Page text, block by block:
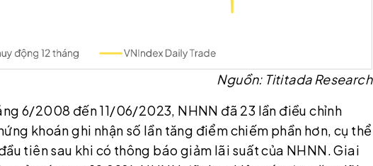
Nguồn: Tititada Research
6/2008 đến 11/06/2023, NHNN đã 23 lần điều chỉnh
khoán ghi nhận số lần tăng điểm chiếm phần hơn, cụ thể
tiên sau khi có thông báo giảm lãi suất của NHNN. Giai